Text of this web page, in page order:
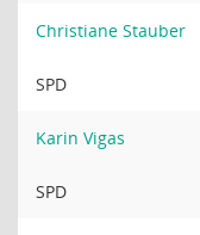
Christiane Stauber
SPD
Karin Vigas
SPD